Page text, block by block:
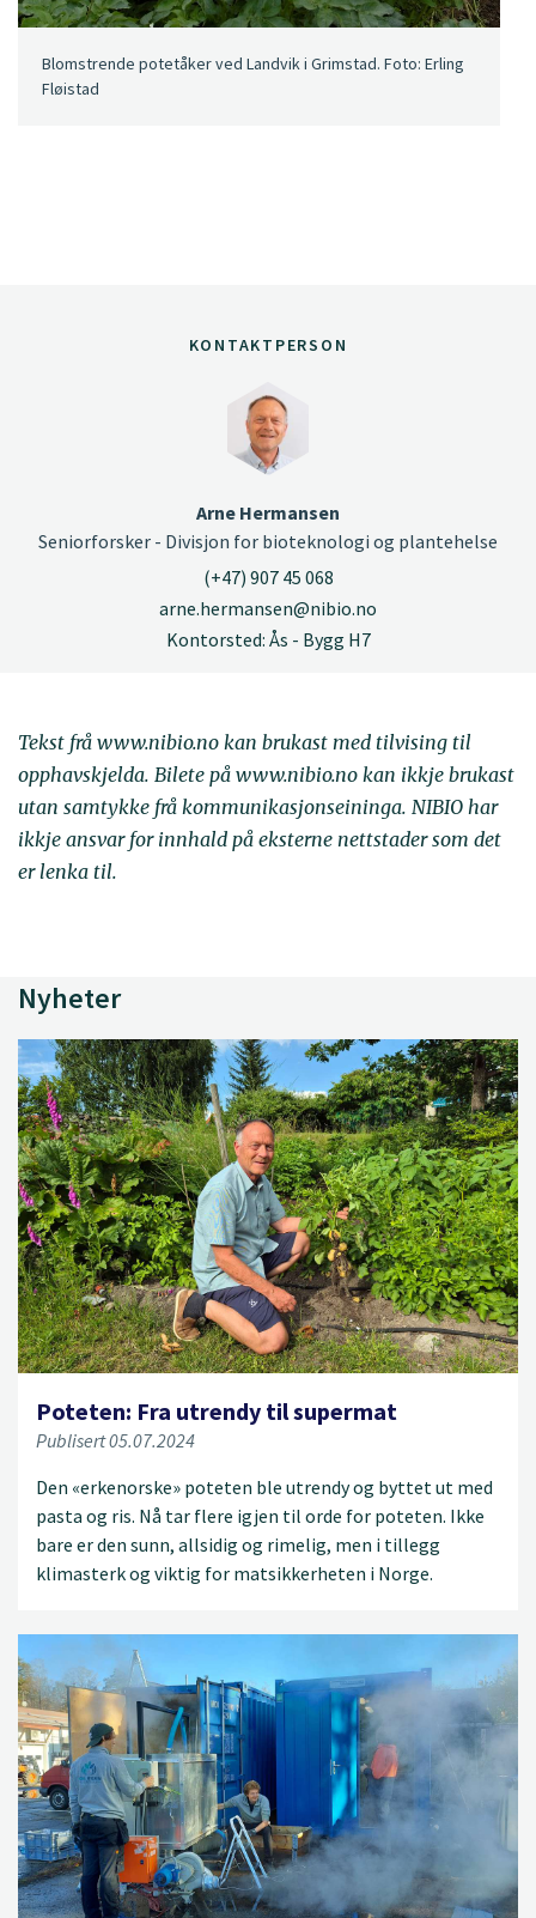
Blomstrende potetåker ved Landvik i Grimstad. Foto: Erling
Fløistad
KONTAKTPERSON
Arne Hermansen
Seniorforsker - Divisjon for bioteknologi og plantehelse
(+47) 907 45 068
arne.hermansen@nibio.no
Kontorsted: Ås - Bygg H7
Tekst frå www.nibio.no kan brukast med tilvising til
opphavskjelda. Bilete på www.nibio.no kan ikkje brukast
utan samtykke frå kommunikasjonseininga. NIBIO har
ikkje ansvar for innhald på eksterne nettstader som det
er lenka til.
Nyheter
Poteten: Fra utrendy til supermat
Publisert 05.07.2024
Den «erkenorske» poteten ble utrendy og byttet ut med
pasta og ris. Nå tar flere igjen til orde for poteten. Ikke
bare er den sunn, allsidig og rimelig, men i tillegg
klimasterk og viktig for matsikkerheten i Norge.